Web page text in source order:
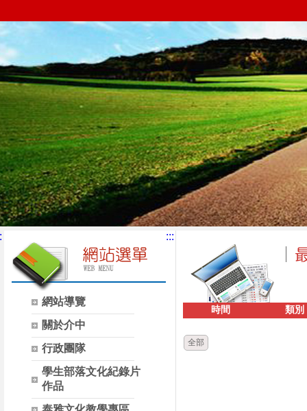
網站導覽
關於介中
行政團隊
學生部落文化紀錄片
作品
:::
時間 類別
全部